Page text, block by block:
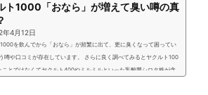
ト1000「おなら」が増えて臭い噂の真
年4月12日
を飲んでから「おなら」が頻繁に出て、更に臭くなって困ってい
噂や口コミが存在しています。 さらに良く調べてみるとヤクルト100
ことではなくてヤクルト400やミルミルといった乳酸菌シロタ株が含